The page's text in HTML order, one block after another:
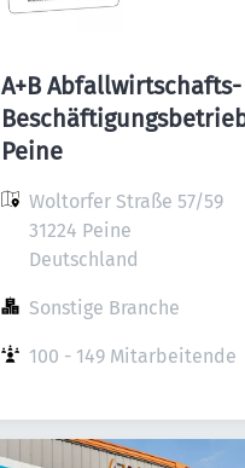
A+B
Peine
Woltorfer Straße 57/59
31224 Peine
Deutschland
Sonstige Branche
100 - 149 Mitarbeitende